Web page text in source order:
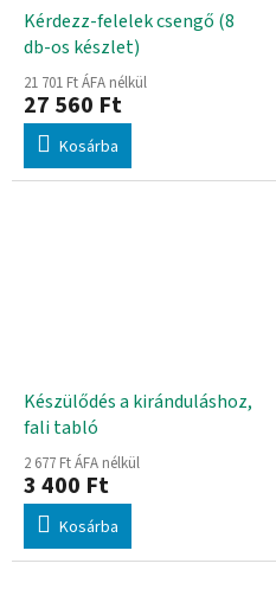
Kérdezz-felelek csengő (8
db-os készlet)
21 701 Ft ÁFA nélkül
27 560 Ft
Kosárba
Készülődés a kiránduláshoz,
fali tabló
2 677 Ft ÁFA nélkül
3 400 Ft
Kosárba